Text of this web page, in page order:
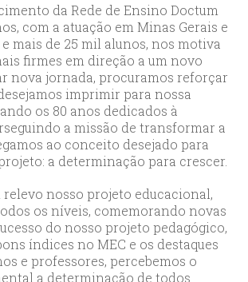
da Rede de Ensino Doctum
com a atuação em Minas Gerais e
mais de 25 mil alunos, nos motiva
firmes em direção a um novo
nova jornada, procuramos reforçar
imprimir para nossa
os 80 anos dedicados à
a missão de transformar a
ao conceito desejado para
a determinação para crescer.
nosso projeto educacional,
os níveis, comemorando novas
do nosso projeto pedagógico,
índices no MEC e os destaques
e professores, percebemos o
a determinação de todos